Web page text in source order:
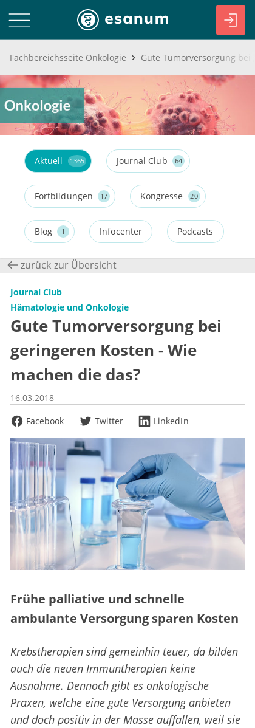
Fachbereichsseite Onkologie
Aktuell 1365 Journal Club 64
Fortbildungen 17 Kongresse 20
Blog 1 Infocenter Podcasts
zurück zur Übersicht
Journal Club
Hämatologie und Onkologie
Gute Tumorversorgung bei
geringeren Kosten - Wie
machen die das?
16.03.2018
Facebook
Twitter LinkedIn
Frühe palliative und schnelle
ambulante Versorgung sparen Kosten
Krebstherapien sind gemeinhin teuer, da bilden
auch die neuen Immuntherapien keine
Ausnahme. Dennoch gibt es onkologische
Praxen, welche eine gute Versorgung anbieten
und doch positiv in der Masse auffallen, weil sie